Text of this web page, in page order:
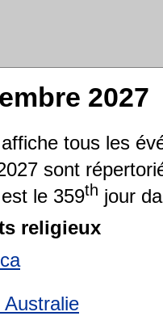
2027
tous les
sont
le 359th jour
religieux
Australie